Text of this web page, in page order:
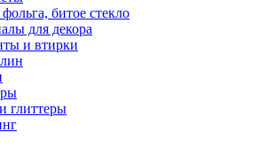
битое стекло
для декора
и втирки
глиттеры